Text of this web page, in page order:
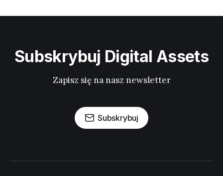
Subskrybuj Digital Assets
Zapisz się na nasz newsletter
Subskrybuj